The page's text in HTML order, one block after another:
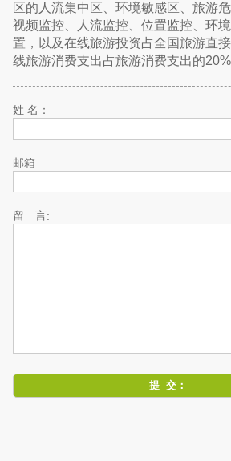
区的人流集中区、环境敏感区、旅游
视频监控、人流监控、位置监控、环
置，以及在线旅游投资占全国旅游直
线旅游消费支出占旅游消费支出的20%
姓 名：
邮箱
留 言: